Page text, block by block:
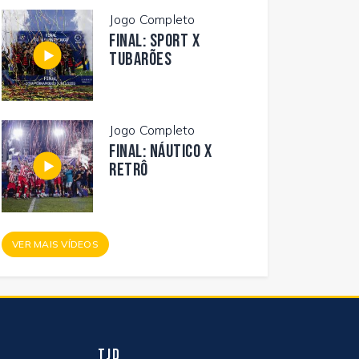
Jogo Completo
FINAL: SPORT X
TUBARÕES
Jogo Completo
FINAL: NÁUTICO X
RETRÔ
VER MAIS VÍDEOS
TJD